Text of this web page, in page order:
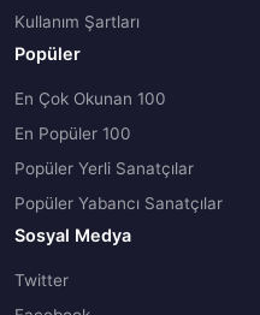
Kullanım Şartları
Popüler
En Çok Okunan 100
En Popüler 100
Popüler Yerli Sanatçılar
Popüler Yabancı Sanatçılar
Sosyal Medya
Twitter